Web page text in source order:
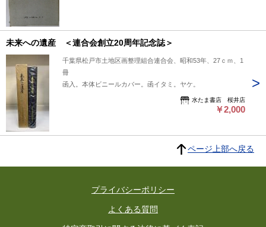
未来への遺産 ＜連合会創立20周年記念誌＞
千葉県松戸市土地区画整理組合連合会、昭和53年、27ｃｍ、1
冊
函入。本体ビニールカバー。函イタミ。ヤケ。
水たま書店 桜井店
￥2,000
ページ上部へ戻る
プライバシーポリシー
よくある質問